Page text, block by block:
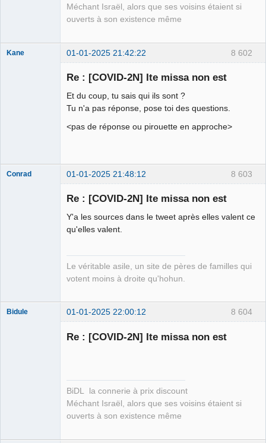
Méchant Israël, alors que ses voisins étaient si
ouverts à son existence même
8 602
Kane 01-01-2025 21:42:22
Re : [COVID-2N] Ite missa non est
Et du coup, tu sais qui ils sont ?
Tu n'a pas réponse, pose toi des questions.
<pas de réponse ou pirouette en approche>
8 603
Conrad 01-01-2025 21:48:12
Re : [COVID-2N] Ite missa non est
Y'a les sources dans le tweet après elles valent ce
qu'elles valent.
Le véritable asile, un site de pères de familles qui
votent moins à droite qu'hohun.
8 604
Bidule 01-01-2025 22:00:12
Re : [COVID-2N] Ite missa non est
BiDL la connerie à prix discount
Méchant Israël, alors que ses voisins étaient si
ouverts à son existence même